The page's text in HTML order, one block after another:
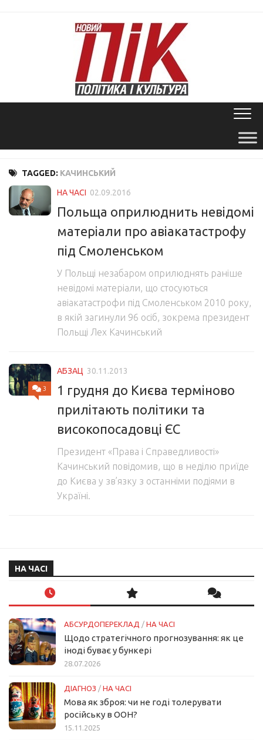
TAGGED: КАЧИНСЬКИЙ
НА ЧАСІ 02.09.2016
Польща оприлюднить невідомі
матеріали про авіакатастрофу
під Смоленськом
У Польщі незабаром оприлюднять раніше
невідомі матеріали, що стосуються
авіакатастрофи під Смоленськом 2010 року,
в якій загинули 96 осіб, зокрема президент
Польщі Лех Качинський
3
АБЗАЦ 30.11.2013
1 грудня до Києва терміново
прилітають політики та
високопосадовці ЄС
Президент «Права і Справедливості»
Качинський повідомив, що в неділю приїде
до Києва у зв’язку з останніми подіями в
Україні.
НА ЧАСІ
АБСУРДОПЕРЕКЛАД / НА ЧАСІ
Щодо стратегічного прогнозування: як це
іноді буває у бункері
28.07.2026
ДІАГНОЗ / НА ЧАСІ
Мова як зброя: чи не годі толерувати
російську в ООН?
15.11.2025